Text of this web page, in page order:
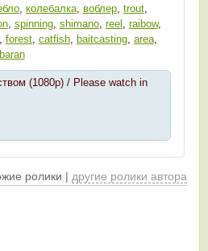
, колебалка, воблер, trout,
, spinning, shimano, reel raibow,
forest, catfish, baitcasting, area,
(1080p) / Please watch in
ролики | другие ролики автора